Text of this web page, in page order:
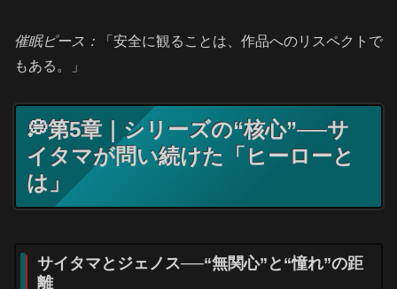
催眠ピース：
「安全に観ることは、作品へのリスペクトで
もある。」
💭第5章｜シリーズの“核心”──サ
イタマが問い続けた「ヒーローと
は」
サイタマとジェノス──“無関心”と“憧れ”の距
離